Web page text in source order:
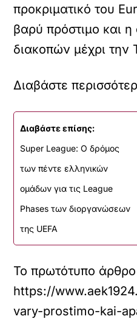
προκριματικό του
βαρύ πρόστιμο και
διακοπών μέχρι την
Διαβάστε
Διαβάστε επίσης:
Super League: O δρόμος
των πέντε ελληνικών
ομάδων για τις League
Phases των διοργανώσεων
της UEFA
Το πρωτότυπο άρθρο
https://
vary-prostimo-kai-